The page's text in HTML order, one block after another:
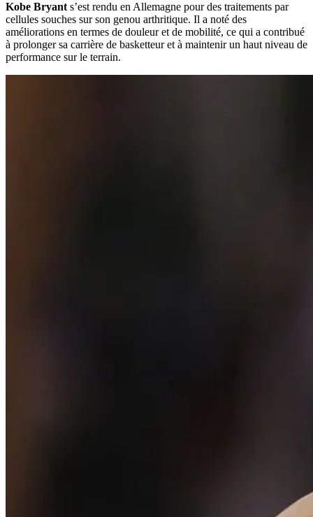
Kobe Bryant s’est rendu en Allemagne pour des traitements par
cellules souches sur son genou arthritique. Il a noté des
améliorations en termes de douleur et de mobilité, ce qui a contribué
à prolonger sa carrière de basketteur et à maintenir un haut niveau de
performance sur le terrain.